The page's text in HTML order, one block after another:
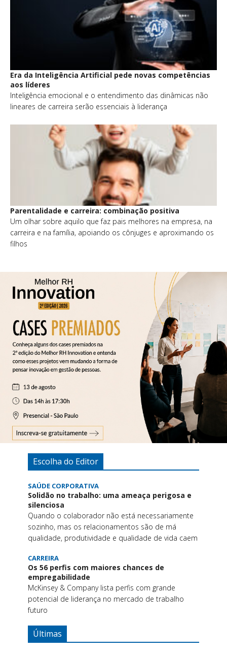
Era da Inteligência Artificial pede novas competências
aos líderes
Inteligência emocional e o entendimento das dinâmicas não
lineares de carreira serão essenciais à liderança
Parentalidade e carreira: combinação positiva
Um olhar sobre aquilo que faz pais melhores na empresa, na
carreira e na família, apoiando os cônjuges e aproximando os
filhos
Escolha do Editor
SAÚDE CORPORATIVA
Solidão no trabalho: uma ameaça perigosa e
silenciosa
Quando o colaborador não está necessariamente
sozinho, mas os relacionamentos são de má
qualidade, produtividade e qualidade de vida caem
CARREIRA
Os 56 perfis com maiores chances de
empregabilidade
McKinsey & Company lista perfis com grande
potencial de liderança no mercado de trabalho
futuro
Últimas